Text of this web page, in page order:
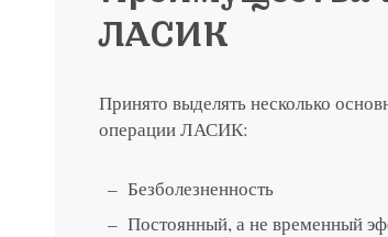
ЛАСИК
Принято выделять несколько
операции ЛАСИК:
Безболезненность
Постоянный, а не временный